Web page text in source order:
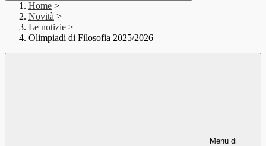
Home >
Novità >
Le notizie >
Olimpiadi di Filosofia 2025/2026
Menu di